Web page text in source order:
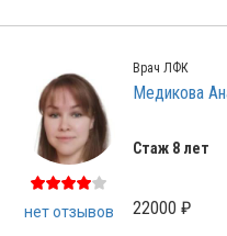
нет отзывов
Врач ЛФК
Медикова
Стаж 8 лет
22000 ₽